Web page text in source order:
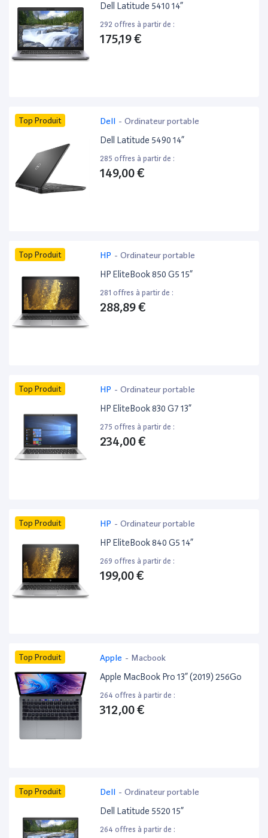
Dell Latitude 5410 14”
292 offres à partir de :
175,19 €
Top Produit Dell - Ordinateur portable
Dell Latitude 5490 14”
285 offres à partir de :
149,00 €
Top Produit HP - Ordinateur portable
HP EliteBook 850 G5 15”
281 offres à partir de :
288,89 €
Top Produit HP - Ordinateur portable
HP EliteBook 830 G7 13”
275 offres à partir de :
234,00 €
Top Produit HP - Ordinateur portable
HP EliteBook 840 G5 14”
269 offres à partir de :
199,00 €
Top Produit Apple - Macbook
Apple MacBook Pro 13” (2019) 256Go
264 offres à partir de :
312,00 €
Top Produit Dell - Ordinateur portable
Dell Latitude 5520 15”
264 offres à partir de :